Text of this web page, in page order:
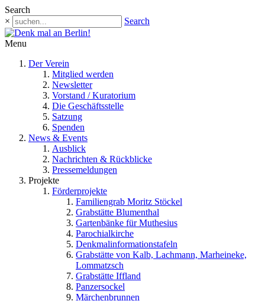
Search
×
Search
Menu
Der Verein
Mitglied werden
Newsletter
Vorstand / Kuratorium
Die Geschäftsstelle
Satzung
Spenden
News & Events
Ausblick
Nachrichten & Rückblicke
Pressemeldungen
Projekte
Förderprojekte
Familiengrab Moritz Stöckel
Grabstätte Blumenthal
Gartenbänke für Muthesius
Parochialkirche
Denkmalinformationstafeln
Grabstätte von Kalb, Lachmann, Marheineke,
Lommatzsch
Grabstätte Iffland
Panzersockel
Märchenbrunnen